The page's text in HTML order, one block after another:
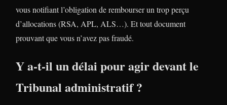
vous notifiant l’obligation de rembourser un trop perçu
d’allocations (RSA, APL, ALS…). Et tout document
prouvant que vous n’avez pas fraudé.
Y a-t-il un délai pour agir devant le
Tribunal administratif ?